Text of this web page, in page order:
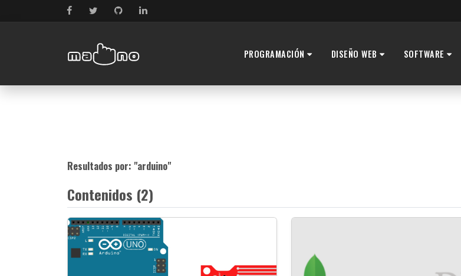
PROGRAMACIÓN DISEÑO WEB SOFTWARE
Resultados por: "arduino"
Contenidos (2)